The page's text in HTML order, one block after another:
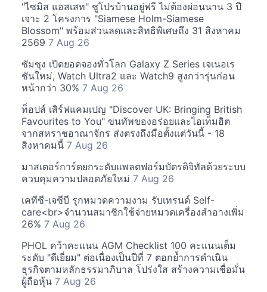
"ไซมิส แอสเสท" ชูโปรบ้านอยู่ฟรี ไม่ต้องผ่อนนาน 3 ปี
เจาะ 2 โครงการ "Siamese Holm-Siamese
Blossom" พร้อมส่วนลดและสิทธิพิเศษถึง 31 สิงหาคม
2569 7 Aug 26
ซัมซุง เปิดยอดจองทั่วโลก Galaxy Z Series เจเนอเร
ชันใหม่, Watch Ultra2 และ Watch9 สูงกว่ารุ่นก่อน
หน้ากว่า 30% 7 Aug 26
ท็อปส์ เสิร์ฟแคมเปญ "Discover UK: Bringing British
Favourites to You" ขนทัพของอร่อยและไอเท็มฮิต
จากสหราชอาณาจักร ส่งตรงถึงมือตั้งแต่วันนี้ - 18
สิงหาคมนี้ 7 Aug 26
มาสเตอร์การ์ดยกระดับแพลตฟอร์มบัตรดิจิทัลด้วยระบบ
ควบคุมความปลอดภัยใหม่ 7 Aug 26
เคทีซี-เจซีบี รุกหมวดความงาม รับเทรนด์ Self-
care<br>จำนวนสมาชิกใช้จ่ายหมวดเครื่องสำอางเพิ่ม
26% 7 Aug 26
PHOL คว้าคะแนน AGM Checklist 100 คะแนนเต็ม
ระดับ "ดีเยี่ยม" ต่อเนื่องเป็นปีที่ 7 ตอกย้ำการดำเนิน
ธุรกิจตามหลักธรรมาภิบาล โปร่งใส สร้างความเชื่อมั่น
ผู้ถือหุ้น 7 Aug 26